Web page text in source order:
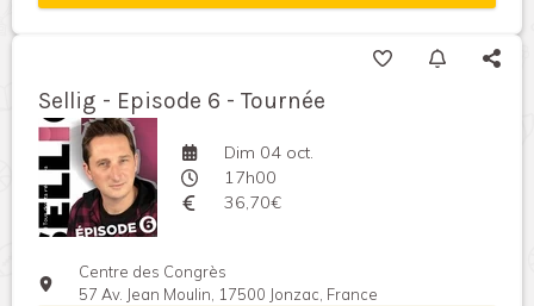
Sellig - Episode 6 - Tournée
Dim 04 oct.
17h00
36,70€
Centre des Congrès
57 Av. Jean Moulin, 17500 Jonzac, France